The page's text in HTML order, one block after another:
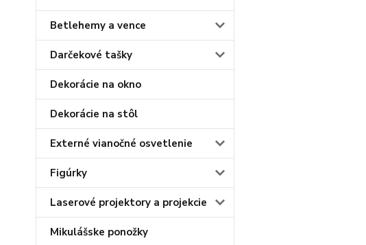
Betlehemy a vence
Darčekové tašky
Dekorácie na okno
Dekorácie na stôl
Externé vianočné osvetlenie
Figúrky
Laserové projektory a projekcie
Mikulášske ponožky